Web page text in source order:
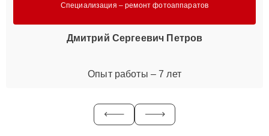
Специализация – ремонт фотоаппаратов
Дмитрий Сергеевич Петров
Опыт работы – 7 лет